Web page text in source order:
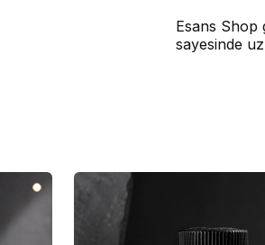
Esans Shop
sayesinde